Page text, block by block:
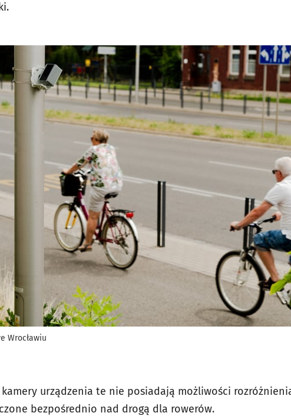
Wrocławiu
urządzenia te nie posiadają możliwości
bezpośrednio nad drogą dla rowerów.